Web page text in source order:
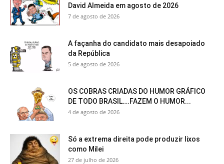
David Almeida em agosto de 2026
7 de agosto de 2026
A façanha do candidato mais desapoiado
da República
5 de agosto de 2026
OS COBRAS CRIADAS DO HUMOR GRÁFICO
DE TODO BRASIL….FAZEM O HUMOR...
4 de agosto de 2026
Só a extrema direita pode produzir lixos
como Milei
27 de julho de 2026